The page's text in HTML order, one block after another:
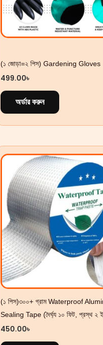
(১ জোড়া=২ পিস) Gardening Gloves
499.00৳
অর্ডার করুন
(১ পিস)৩০০+ গ্রাম Waterproof
Sealing Tape (দৈর্ঘ্য ১০ ফিট, প্রস্থ ২
450.00৳